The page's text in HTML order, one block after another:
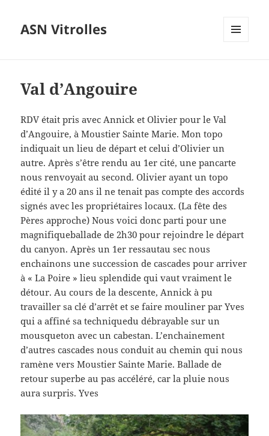
ASN Vitrolles
Val d’Angouire
RDV était pris avec Annick et Olivier pour le Val
d’Angouire, à Moustier Sainte Marie. Mon topo
indiquait un lieu de départ et celui d’Olivier un
autre. Après s’être rendu au 1er cité, une pancarte
nous renvoyait au second. Olivier ayant un topo
édité il y a 20 ans il ne tenait pas compte des accords
signés avec les propriétaires locaux. (La fête des
Pères approche) Nous voici donc parti pour une
magnifiqueballade de 2h30 pour rejoindre le départ
du canyon. Après un 1er ressautau sec nous
enchainons une succession de cascades pour arriver
à « La Poire » lieu splendide qui vaut vraiment le
détour. Au cours de la descente, Annick à pu
travailler sa clé d’arrêt et se faire mouliner par Yves
qui a affiné sa techniquedu débrayable sur un
mousqueton avec un cabestan. L’enchainement
d’autres cascades nous conduit au chemin qui nous
ramène vers Moustier Sainte Marie. Ballade de
retour superbe au pas accéléré, car la pluie nous
aura surpris. Yves